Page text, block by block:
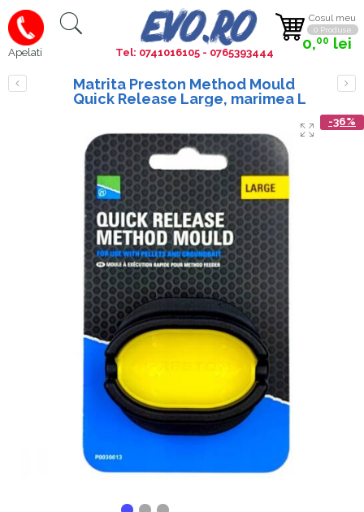
Apelati
Cosul meu
0 Produse
0,00 lei
Tel: 0741016105 - 0765393444
Matrita Preston Method Mould
Quick Release Large, marimea L
-36%